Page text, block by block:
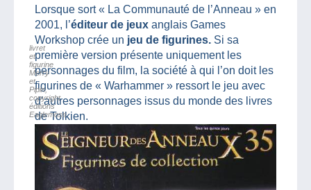
Lorsque sort « La Communauté de l’Anneau » en
2001, l’éditeur de jeux anglais Games
Workshop crée un jeu de figurines. Si sa
première version présente uniquement les
personnages du film, la société à qui l’on doit les
figurines de « Warhammer » ressort le jeu avec
d’autres personnages issus du monde des livres
de Tolkien.
livret
et
figurine
Merry
et
Pipin,
copyright
éditions
Eaglemoss